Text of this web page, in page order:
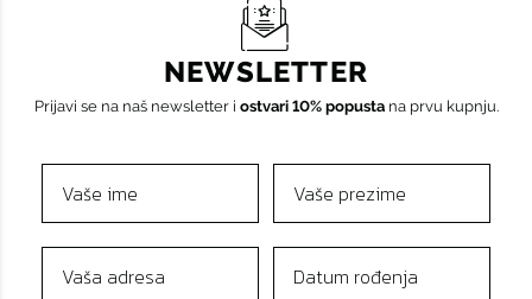
NEWSLETTER
Prijavi se na naš newsletter i ostvari 10% popustana prvu kupnju.